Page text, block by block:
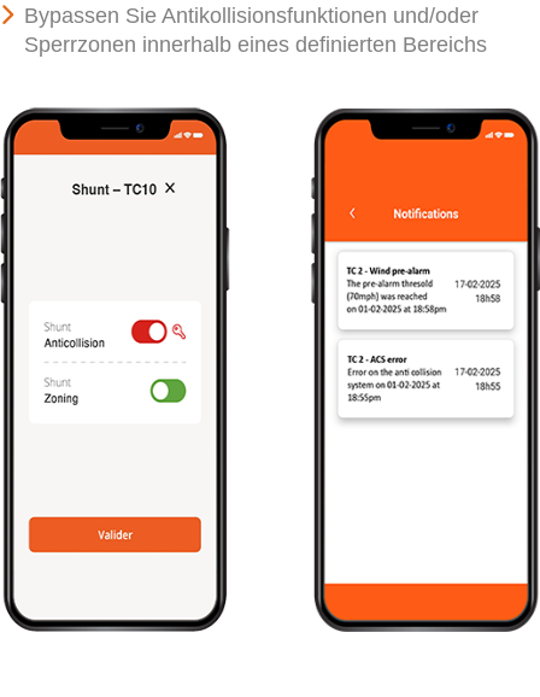
Bypassen Sie Antikollisionsfunktionen und/oder
Sperrzonen innerhalb eines definierten Bereichs